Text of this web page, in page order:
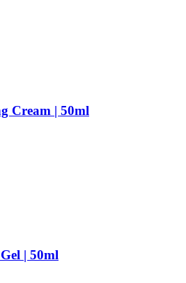
Cream | 50ml
| 50ml